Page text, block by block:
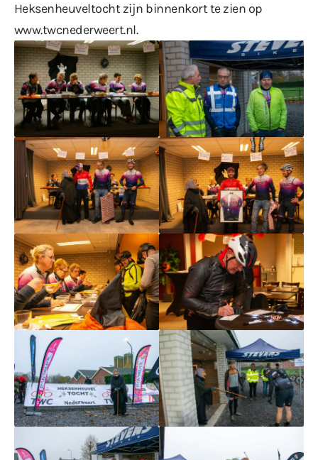
Heksenheuveltocht zijn binnenkort te zien op
www.twcnederweert.nl.